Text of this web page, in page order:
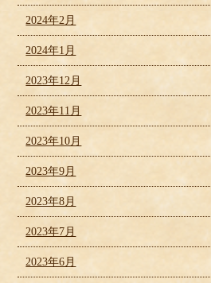
2024年2月
2024年1月
2023年12月
2023年11月
2023年10月
2023年9月
2023年8月
2023年7月
2023年6月